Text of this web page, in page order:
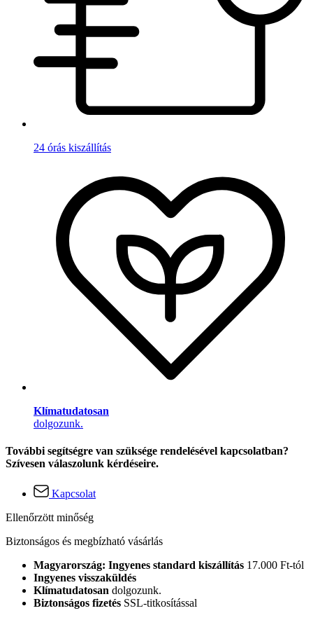
24 órás kiszállítás
Klímatudatosan
dolgozunk.
További segítségre van szüksége rendelésével kapcsolatban?
Szívesen válaszolunk kérdéseire.
Kapcsolat
Ellenőrzött minőség
Biztonságos és megbízható vásárlás
Magyarország: Ingyenes standard kiszállítás 17.000 Ft-tól
Ingyenes visszaküldés
Klímatudatosan dolgozunk.
Biztonságos fizetés SSL-titkosítással